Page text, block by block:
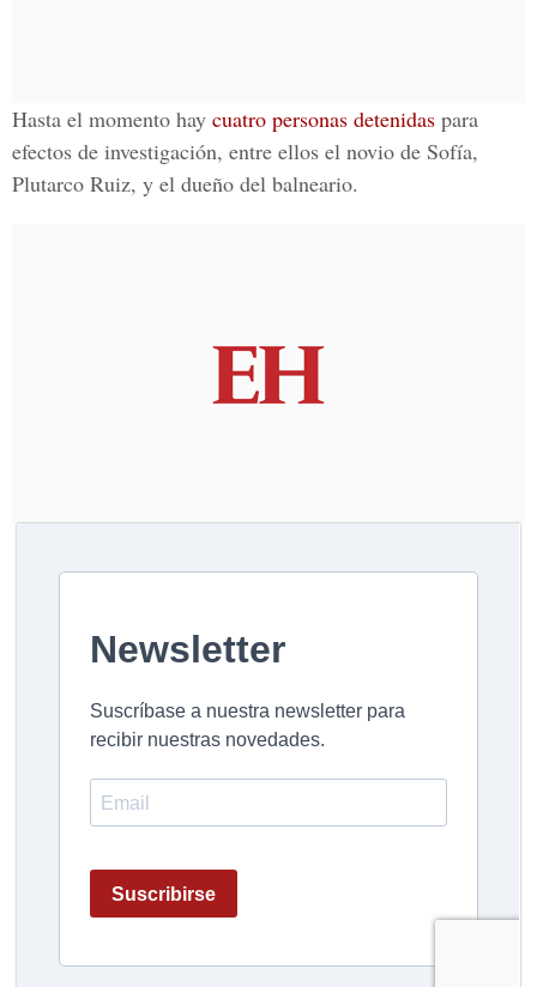
Hasta el momento hay cuatro personas detenidas para
efectos de investigación, entre ellos el novio de Sofía,
Plutarco Ruiz, y el dueño del balneario.